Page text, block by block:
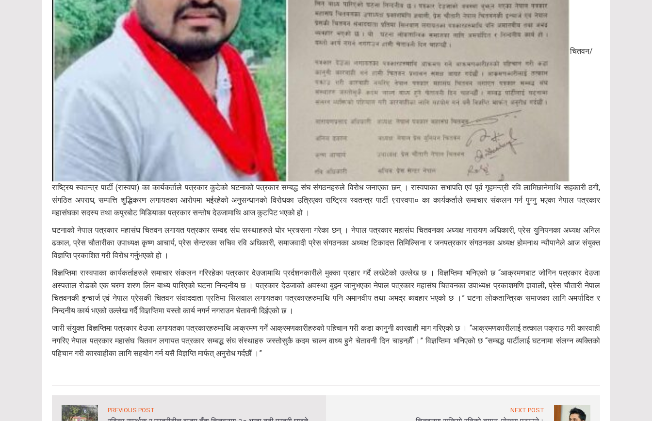
चितवन/
राष्ट्रिय स्वतन्त्र पार्टी (रास्वपा) का कार्यकर्ताले पत्रकार कुटेको घटनाको पत्रकार सम्बद्ध संघ संगठनहरुले विरोध जनाएका छन् । रास्वपाका सभापति एवं पूर्व गृहमन्त्री रवि लामिछानेमाथि सहकारी ठगी,
संगठित अपराध, सम्पत्ति शुद्धिकरण लगायतका आरोपमा भईरहेको अनुसन्धानको विरोधका उत्रिएका राष्ट्रिय स्वतन्त्र पार्टी ९रास्वपा० का कार्यकर्ताले समाचार संकलन गर्न पुग्नु भएका नेपाल पत्रकार
महासंघका सदस्य तथा कपुरबोट मिडियाका पत्रकार सन्तोष देउजामाथि आज कुटपिट भएको हो ।
घटनाको नेपाल पत्रकार महासंघ चितवन लगायत पत्रकार सम्वद्द संघ सस्थाहरुले घोर भ्रत्र्सना गरेका छन् । नेपाल पत्रकार महासंघ चितवनका अध्यक्ष नारायण अधिकारी, प्रेस युनियनका अध्यक्ष अनिल
ढकाल, प्रेस चौतारीका उपाध्यक्ष कृष्ण आचार्य, प्रेस सेन्टरका सचिव रवि अधिकारी, समाजवादी प्रेस संगठनका अध्यक्ष टिकादत्त तिमिल्सिना र जनपत्रकार संगठनका अध्यक्ष होमनाथ न्यौपानेले आज संयुक्त
विज्ञप्ति प्रकाशित गरी विरोध गर्नुभएको हो ।
विज्ञप्तिमा रास्वपाका कार्यकर्ताहरुले समाचार संकलन गरिरहेका पत्रकार देउजामाथि प्रर्दशनकारीले मुक्का प्रहार गर्दै लखेटेको उल्लेख छ । विज्ञप्तिमा भनिएको छ “आक्रमणबाट जोगिन पत्रकार देउजा
अस्पताल रोडको एक घरमा शरण लिन बाध्य पारिएको घटना निन्दनीय छ । पत्रकार देउजाको अवस्था बुझ्न जानुभएका नेपाल पत्रकार महासंघ चितवनका उपाध्यक्ष प्रकाशमणि ज्ञवाली, प्रेस चौतारी नेपाल
चितवनकी इन्चार्ज एवं नेपाल प्रेसकी चितवन संवाददाता प्रतिमा सिलवाल लगायतका पत्रकारहरुमाथि पनि अमानवीय तथा अभद्र ब्यवहार भएको छ ।” घटना लोकतान्त्रिक समाजका लागि अमर्यादित र
निन्दनीय कार्य भएको उल्लेख गर्दै विज्ञप्तिमा यस्तो कार्य नगर्न नगराउन चेतावनी दिईएको छ ।
जारी संयुक्त विज्ञप्तिमा पत्रकार देउजा लगायतका पत्रकारहरुमाथि आक्रमण गर्ने आक्रमणकारीहरुको पहिचान गरी कडा कानुनी कारवाही माग गरिएको छ । “आक्रमणकारीलाई तत्काल पक्राउ गरी कारवाही
नगरिए नेपाल पत्रकार महासंघ चितवन लगायत पत्रकार सम्बद्ध संघ संस्थाहरु जस्तोसुकै कदम चाल्न वाध्य हुने चेतावनी दिन चाहन्छौँ ।” विज्ञप्तिमा भनिएको छ “सम्बद्ध पार्टीलाई घटनामा संलग्न व्यक्तिको
पहिचान गरी कारवाहीका लागि सहयोग गर्न यसै विज्ञप्ति मार्फत् अनुरोध गर्दछौं ।”
PREVIOUS POST NEXT POST